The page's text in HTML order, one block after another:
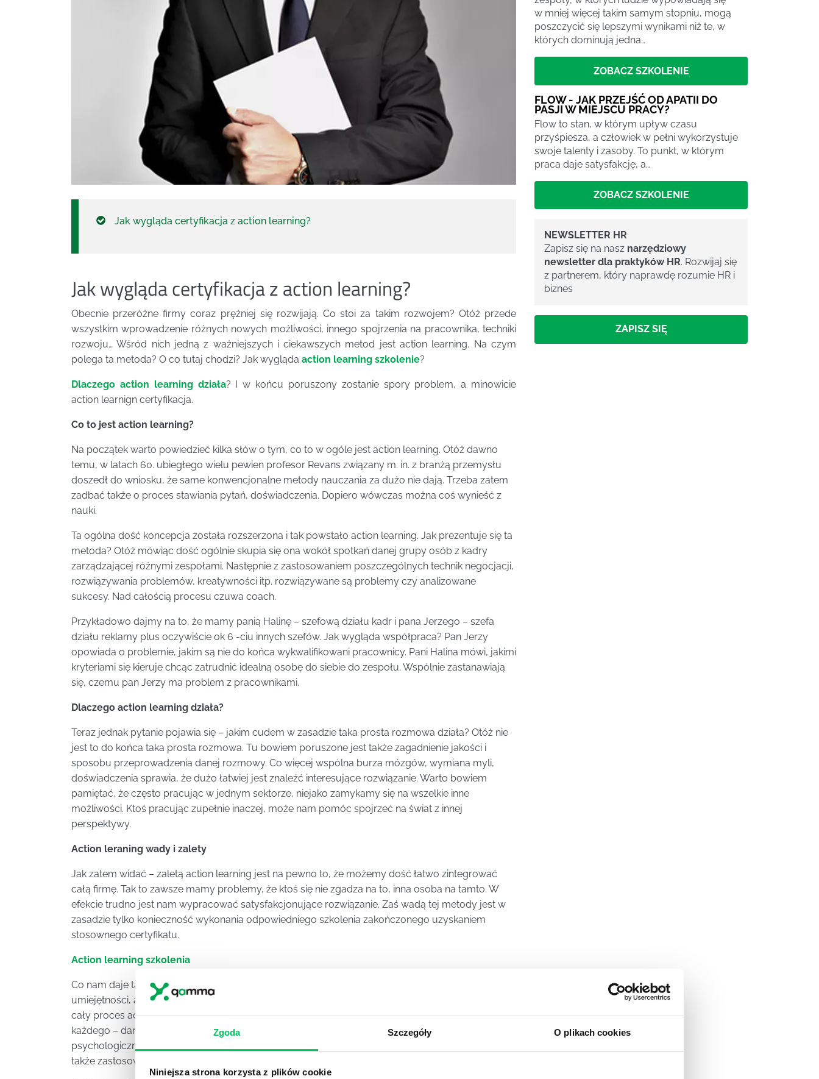
Zgoda Szczegóły O plikach cookies
Niniejsza strona korzysta z plików cookie
Jak wygląda certyfikacja z action learning?
Jak wygląda certyfikacja z action learning?
Obecnie przeróżne firmy coraz prężniej się rozwijają. Co stoi za takim rozwojem? Otóż przede
wszystkim wprowadzenie różnych nowych możliwości, innego spojrzenia na pracownika, techniki
rozwoju… Wśród nich jedną z ważniejszych i ciekawszych metod jest action learning. Na czym
polega ta metoda? O co tutaj chodzi? Jak wygląda action learning szkolenie?
Dlaczego action learning działa? I w końcu poruszony zostanie spory problem, a minowicie
action learnign certyfikacja.
Co to jest action learning?
Na początek warto powiedzieć kilka słów o tym, co to w ogóle jest action learning. Otóż dawno
temu, w latach 60. ubiegłego wielu pewien profesor Revans związany m. in. z branżą przemysłu
doszedł do wniosku, że same konwencjonalne metody nauczania za dużo nie dają. Trzeba zatem
zadbać także o proces stawiania pytań, doświadczenia. Dopiero wówczas można coś wynieść z
nauki.
Ta ogólna dość koncepcja została rozszerzona i tak powstało action learning. Jak prezentuje się ta
metoda? Otóż mówiąc dość ogólnie skupia się ona wokół spotkań danej grupy osób z kadry
zarządzającej różnymi zespołami. Następnie z zastosowaniem poszczególnych technik negocjacji,
rozwiązywania problemów, kreatywności itp. rozwiązywane są problemy czy analizowane
sukcesy. Nad całością procesu czuwa coach.
Przykładowo dajmy na to, że mamy panią Halinę – szefową działu kadr i pana Jerzego – szefa
działu reklamy plus oczywiście ok 6 -ciu innych szefów. Jak wygląda współpraca? Pan Jerzy
opowiada o problemie, jakim są nie do końca wykwalifikowani pracownicy. Pani Halina mówi, jakimi
kryteriami się kieruje chcąc zatrudnić idealną osobę do siebie do zespołu. Wspólnie zastanawiają
się, czemu pan Jerzy ma problem z pracownikami.
Dlaczego action learning działa?
Teraz jednak pytanie pojawia się – jakim cudem w zasadzie taka prosta rozmowa działa? Otóż nie
jest to do końca taka prosta rozmowa. Tu bowiem poruszone jest także zagadnienie jakości i
sposobu przeprowadzenia danej rozmowy. Co więcej wspólna burza mózgów, wymiana myli,
doświadczenia sprawia, że dużo łatwiej jest znaleźć interesujące rozwiązanie. Warto bowiem
pamiętać, że często pracując w jednym sektorze, niejako zamykamy się na wszelkie inne
możliwości. Ktoś pracując zupełnie inaczej, może nam pomóc spojrzeć na świat z innej
perspektywy.
Action leraning wady i zalety
Jak zatem widać – zaletą action learning jest na pewno to, że możemy dość łatwo zintegrować
całą firmę. Tak to zawsze mamy problemy, że ktoś się nie zgadza na to, inna osoba na tamto. W
efekcie trudno jest nam wypracować satysfakcjonujące rozwiązanie. Zaś wadą tej metody jest w
zasadzie tylko konieczność wykonania odpowiedniego szkolenia zakończonego uzyskaniem
stosownego certyfikatu.
Action learning szkolenia
Co nam daje takie action learning szkolenie? Otóż przede wszystkim uprawnienia, możliwości oraz
umiejętności, aby pracować właśnie jako wspomniany wcześniej mentor, coach, który nadzoruje
cały proces action learning, wszystkie spotkania. Oczywiście jednak takie szkolenie nie jest dla
każdego – dana osoba musi posiadać wykształcenie wyższe w kierunku biznesowo –
psychologicznym. Co więcej – warto pamiętać, że action learning to nie tylko prosta rozmowa, ale
także zastosowanie wielu technik i rozwiązań, które nie są takie proste.
w mniej więcej takim samym stopniu, mogą
poszczycić się lepszymi wynikami niż te, w
których dominują jedna…
ZOBACZ SZKOLENIE
FLOW - JAK PRZEJŚĆ OD APATII DO
PASJI W MIEJSCU PRACY?
Flow to stan, w którym upływ czasu
przyśpiesza, a człowiek w pełni wykorzystuje
swoje talenty i zasoby. To punkt, w którym
praca daje satysfakcję, a…
ZOBACZ SZKOLENIE
NEWSLETTER HR
Zapisz się na nasz narzędziowy
newsletter dla praktyków HR. Rozwijaj się
z partnerem, który naprawdę rozumie HR i
biznes
ZAPISZ SIĘ